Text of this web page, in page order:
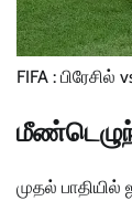
FIFA : பிரேசில்
முதல் பாதியில்